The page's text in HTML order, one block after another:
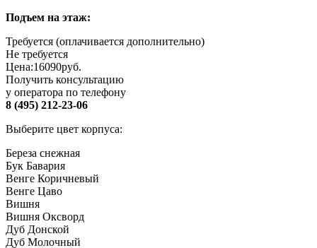
Подъем на этаж:
Требуется (оплачивается дополнительно)
Не требуется
Цена:16090руб.
Получить консультацию
у оператора по телефону
8 (495) 212-23-06
Выберите цвет корпуса:
Береза снежная
Бук Бавария
Венге Коричневый
Венге Цаво
Вишня
Вишня Оксворд
Дуб Донской
Дуб Молочный